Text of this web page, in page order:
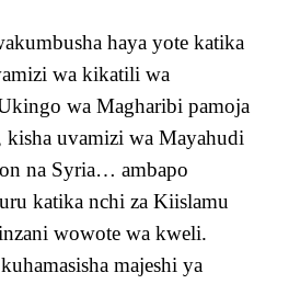
haya yote katika
wa kikatili wa
wa Magharibi pamoja
kisha uvamizi wa Mayahudi
na Syria… ambapo
katika nchi za Kiislamu
wowote wa kweli.
majeshi ya